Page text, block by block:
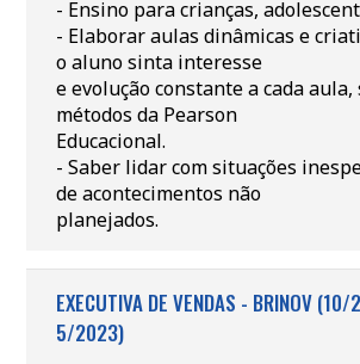
- Ensino para crianças,
- Elaborar aulas dinâmicas e
o aluno sinta interesse
e evolução constante a cada aula,
métodos da Pearson
Educacional.
- Saber lidar com situações
de acontecimentos não
planejados.
EXECUTIVA DE VENDAS - BRINOV
5/2023)